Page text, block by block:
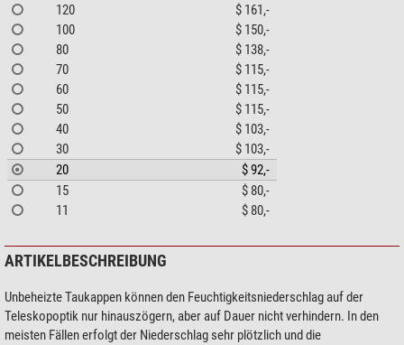
120
$ 161,-
100
$ 150,-
80
$ 138,-
70
$ 115,-
60
$ 115,-
50
$ 115,-
40
$ 103,-
30
$ 103,-
20
$ 92,-
15
$ 80,-
11
$ 80,-
ARTIKELBESCHREIBUNG
Unbeheizte Taukappen können den Feuchtigkeitsniederschlag auf der
Teleskopoptik nur hinauszögern, aber auf Dauer nicht verhindern. In den
meisten Fällen erfolgt der Niederschlag sehr plötzlich und die